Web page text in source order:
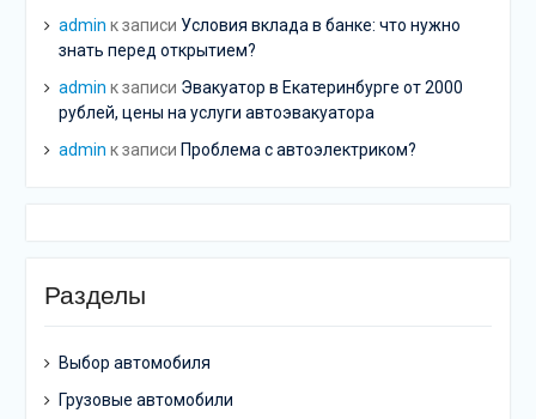
admin к записи Условия вклада в банке: что нужно
знать перед открытием?
admin к записи Эвакуатор в Екатеринбурге от 2000
рублей, цены на услуги автоэвакуатора
admin к записи Проблема с автоэлектриком?
Разделы
Выбор автомобиля
Грузовые автомобили